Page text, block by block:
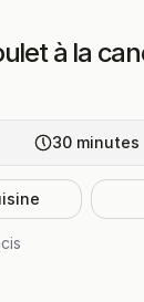
à la
30 minutes